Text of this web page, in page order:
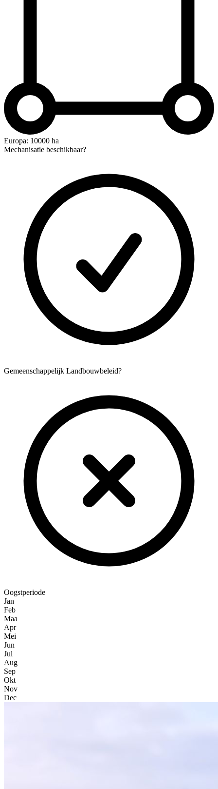
Europa: 10000 ha
Mechanisatie beschikbaar?
Gemeenschappelijk Landbouwbeleid?
Oogstperiode
Jan
Feb
Maa
Apr
Mei
Jun
Jul
Aug
Sep
Okt
Nov
Dec